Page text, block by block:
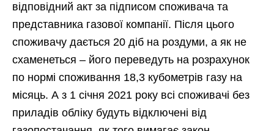
відповідний акт за підписом споживача та
представника газової компанії. Після цього
споживачу дається 20 діб на роздуми, а як не
схаменеться – його переведуть на розрахунок
по нормі споживання 18,3 кубометрів газу на
місяць. А з 1 січня 2021 року всі споживачі без
приладів обліку будуть відключені від